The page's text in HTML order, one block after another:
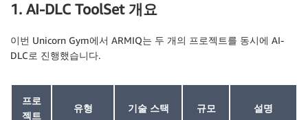
1. AI-DLC ToolSet 개요
이번 Unicorn Gym에서 ARMIQ는 두 개의 프로젝트를 동시에 AI-
DLC로 진행했습니다.
프로
젝트
유형 기술 스택 규모 설명